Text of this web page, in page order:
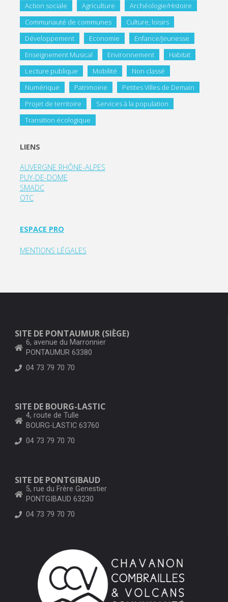
Action sociale Agriculture
Archéologie/Histoire
Communauté de communes
Culture, loisirs
Développement
Economie
Enfance/Jeunesse
Enseignement Musical
Environnement
Habitat
Lecture publique
Mobilité
Non classé
Numérique
Patrimoine
Petites Villes de Demain
Projet de territoire
Services à la population
Transition écologique
LIENS
AUVERGNE RHÔNE-ALPES
PUY-DE-DOME
SMADC
OTC
ESPACE PRO
MENTIONS LÉGALES
SITE DE PONTAUMUR (SIÈGE)
6, avenue du Marronnier
PONTAUMUR 63380
04 73 79 70 70
SITE DE BOURG-LASTIC
4, route de Tulle
BOURG-LASTIC 63760
04 73 79 70 70
SITE DE PONTGIBAUD
5, rue du Frère Genestier
PONTGIBAUD 63230
04 73 79 70 70